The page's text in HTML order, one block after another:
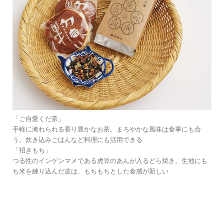
「ご自愛くだ茶」
手軽に淹れられる香り豊かなお茶。まろやかな風味は食事にも合
う。炊き込みごはんなど料理にも活用できる
「招きもち」
つる性のインゲンマメである虎豆のあんが入るどら焼き。生地にも
ち米を練り込んだ皮は、もちもちとした食感が新しい